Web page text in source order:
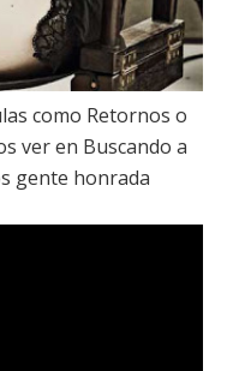
como Retornos o
ver en Buscando a
gente honrada